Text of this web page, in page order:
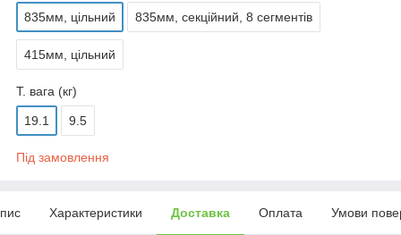
835мм, цільний 835мм, секційний, 8 сегментів
415мм, цільний
Т. вага (кг)
19.1 9.5
Під замовлення
Характеристики Доставка Оплата Умови